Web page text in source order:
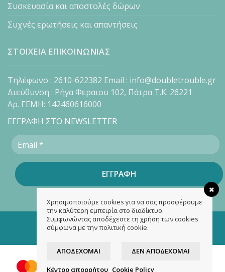
Συσκευασία και αποστολές δώρων
Συχνές ερωτήσεις και απαντήσεις
ΣΤΟΙΧΕΙΑ ΕΠΙΚΟΙΝΩΝΙΑΣ
Τηλέφωνο : 2610-622382 Email : info@doubletrouble.gr
Διεύθυνση : Ρήγα Φεραιου 102, Πάτρα Τ.Κ. 26221
Αρ. ΓΕΜΗ: 142460616000
ΕΓΓΡΑΦΗ ΣΤΟ NEWSLETTER
Copyright 2026 ©doubletrouble.gr
Designed & developed by
Χρησιμοποιούμε cookies για να σας προσφέρουμε
την καλύτερη εμπειρία στο διαδίκτυο.
Συμφωνώντας αποδέχεστε τη χρήση των cookies
σύμφωνα με την πολιτική cookie.
ΑΠΟΔΈΧΟΜΑΙ ΔΕΝ ΑΠΟΔΈΧΟΜΑΙ
Κέντρο απορρήτου Cookie Policy